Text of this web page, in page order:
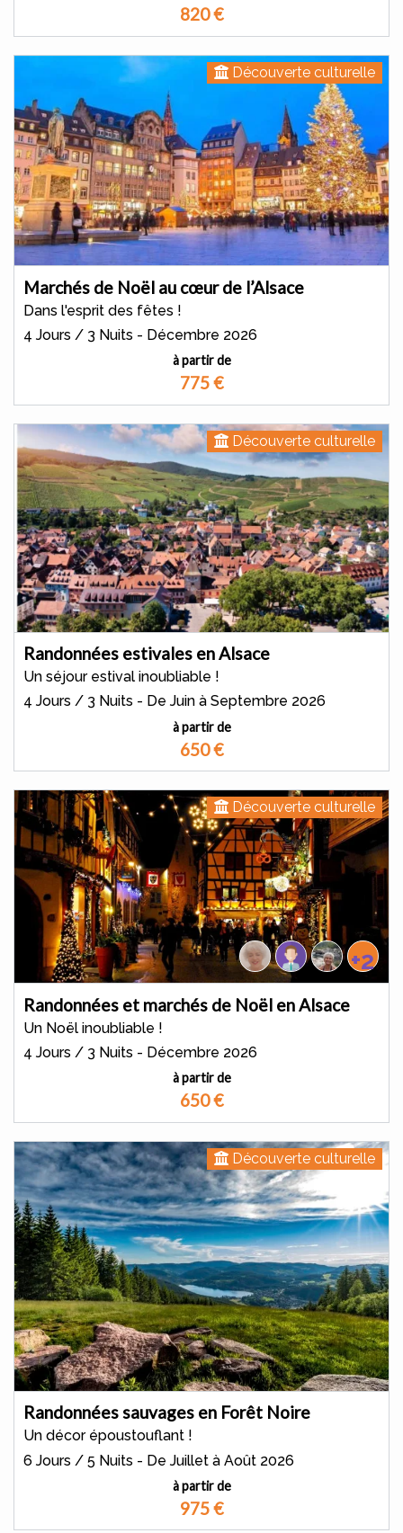
820€
Découverte culturelle
Marchés de Noël au cœur de l’Alsace
Dans l'esprit des fêtes !
4 Jours / 3 Nuits - Décembre 2026
à partir de
775€
Découverte culturelle
Randonnées estivales en Alsace
Un séjour estival inoubliable !
4 Jours / 3 Nuits - De Juin à Septembre 2026
à partir de
650€
Découverte culturelle
+2
Randonnées et marchés de Noël en Alsace
Un Noël inoubliable !
4 Jours / 3 Nuits - Décembre 2026
à partir de
650€
Découverte culturelle
Randonnées sauvages en Forêt Noire
Un décor époustouflant !
6 Jours / 5 Nuits - De Juillet à Août 2026
à partir de
975€